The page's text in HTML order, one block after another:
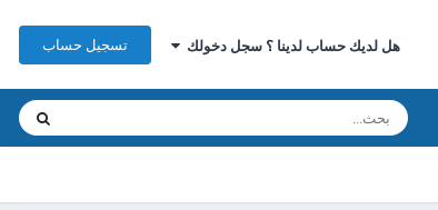
هل لديك حساب لدينا ؟ سجل دخولك تسجيل حساب